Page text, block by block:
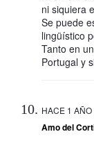
ni siquiera
Se puede
lingüístico
Tanto en
Portugal y
HACE 1 AÑO
Amo del